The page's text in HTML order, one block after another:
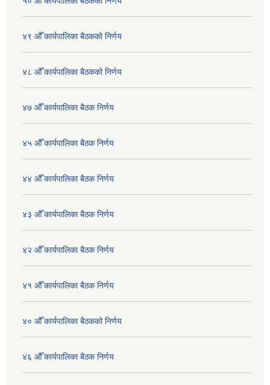
४९ औँ कार्यपालिका बैठकको निर्णय
४८ औँ कार्यपालिका बैठकको निर्णय
४७ औँ कार्यपालिका बैठक निर्णय
४५ औँ कार्यपालिका बैठक निर्णय
४४ औँ कार्यपालिका बैठक निर्णय
४३ औँ कार्यपालिका बैठक निर्णय
४२ औँ कार्यपालिका बैठक निर्णय
४१ औँ कार्यपालिका बैठक निर्णय
४० औँ कार्यपालिका बैठकको निर्णय
४६ औँ कार्यपालिका बैठक निर्णय